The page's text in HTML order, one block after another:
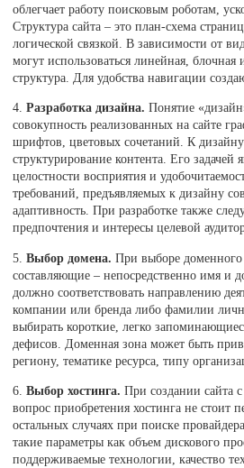
облегчает работу поисковым роботам,
Структура сайта – это план-схема
логической связкой. В зависимости от
могут использоваться линейная, блочная
структура. Для удобства навигации
4.Разработка дизайна. Понятие
совокупность реализованных на сайте
шрифтов, цветовых сочетаний. К
структурирование контента. Его задачей
целостности восприятия и
требований, предъявляемых к дизайну
адаптивность. При разработке также
предпочтения и интересы целевой
5.Выбор домена. При выборе доменного
составляющие – непосредственно имя и
должно соответствовать направлению
компании или бренда либо фамилии
выбирать короткие, легко
дефисов. Доменная зона может быть
региону, тематике ресурса, типу
6.Выбор хостинга. При создании сайта
вопрос приобретения хостинга не стоит
остальных случаях при поиске
такие параметры как объем дискового
поддерживаемые технологии, качество